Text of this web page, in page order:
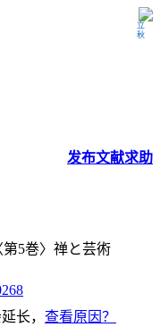
立秋
发布文献求助
5巻〉禅と芸術
长， 查看原因？